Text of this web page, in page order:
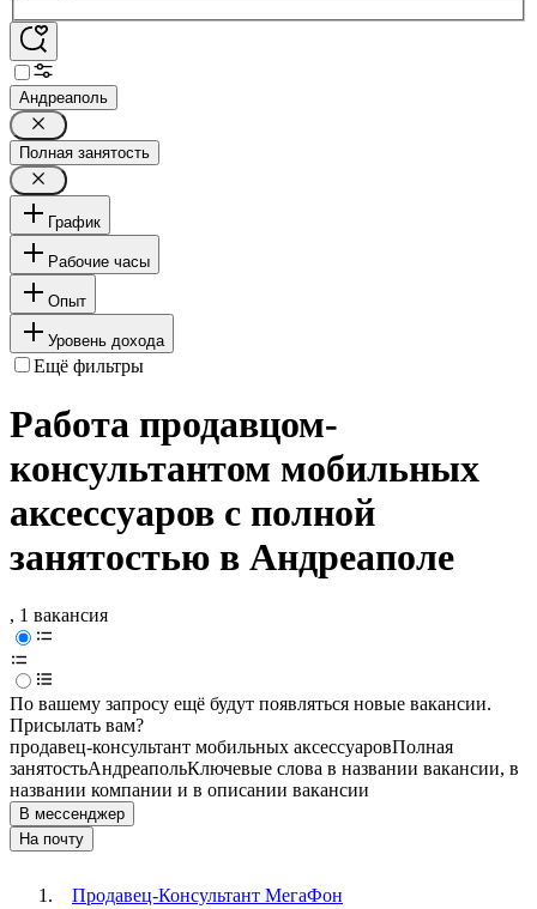
Андреаполь
Полная занятость
График
Рабочие часы
Опыт
Уровень дохода
Ещё фильтры
Работа продавцом-
консультантом мобильных
аксессуаров с полной
занятостью в Андреаполе
, 1 вакансия
По вашему запросу ещё будут появляться новые вакансии.
Присылать вам?
продавец-консультант мобильных аксессуаровПолная
занятостьАндреапольКлючевые слова в названии вакансии, в
названии компании и в описании вакансии
В мессенджер
На почту
Продавец-Консультант МегаФон